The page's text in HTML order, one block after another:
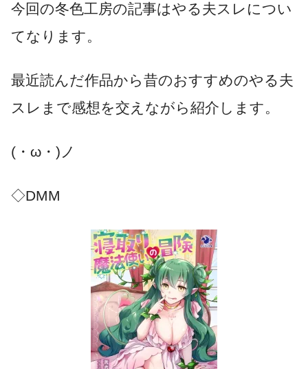
今回の冬色工房の記事はやる夫スレについ
てなります。
最近読んだ作品から昔のおすすめのやる夫
スレまで感想を交えながら紹介します。
(・ω・)ノ
◇DMM